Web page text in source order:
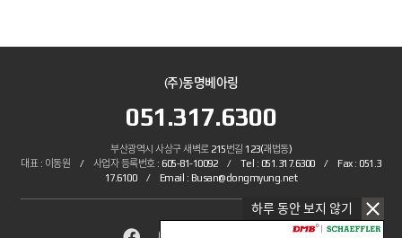
하루 동안 보지 않기
(주)동명베아링
051.317.6300
부산광역시 사상구 새벽로 215번길 123(괘법동)
대표 : 이동원 / 사업자 등록번호 : 605-81-10092 / Tel : 051.317.6300 / Fax : 051.3
17.6100 / Email : Busan@dongmyung.net